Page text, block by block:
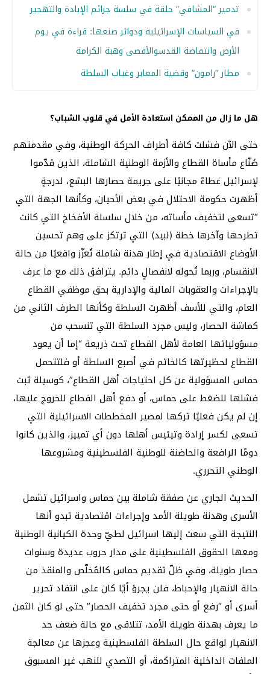
تدمير “المشافي” حلقة في سلسة جرائم الإبادة والتهجير
في السياسات الإسرائيلية ودوائر صنعها: قراءة في يوم
الأرض وانتفاضة القدسوالأقصى وهبة الكرامة
مطار “رامون” وقضية المعابر وغياب السلطة
هل ما زال من الممكن استعادة الأمل في قلوب الشباب؟
حتى الآن فشلت كافة أطراف الحركة الوطنية، وفي مقدمتهم
صُنّاع مأساة القطاع والأزمة الوطنية الشاملة، الذين قدّموا
لإسرائيل غطاءً مجانيًا على جريمة حصارها البشع، لدرجةٍ
أظهرت حكومة الاحتلال في بعض الأحيان، وكأنها الجهة التي
“تسعى لتخفيف مأساته، من خلال سلسلة الأفخاخ التي كانت
تطرحها وآخرها خطة (لبيد) التي ترتكز على وهم تحسين
الأوضاع الاقتصادية في إطار هدنة شاملة تُعزّز واقعيًا من حالة
الانقسام، وربما تُحوله لانفصالٍ دائم. يترافق ذلك مع ما عرف
بالإجراءات والعقوبات المالية والإدارية بحق موظفي القطاع
العام، والتي للأسف أظهرت السلطة وكأنها الطرف الثاني من
كماشة الحصار، وليس مجرد السلطة التي تنسحب من
مسؤولياتها العامة لأهل القطاع تحت ذريعة “إما أن يعود
القطاع لحظيرتها كالخاتم في أصبع السلطة أو فلتتحمل
حماس المسؤولية عن كل احتياجات أهل القطاع”، كوسيلة ثبت
فشلها للضغط على حماس، أو دفع أهل القطاع للخروج عليها،
إن لم يكن فعليًا تركها لمصير المخططات الاسرائيلية التي
تسعى لكسر إرادة وتيئيس أهلها دون أي تمييز، والذين كانوا
دومًا الرافعة والحاضنة للوطنية الفلسطينية ومشروعها
الوطني التحرري.
الحديث الجاري عن صفقة شاملة بين حماس واسرائيل تشمل
الأسرى وهدنة طويلة الأمد وإجراءات اقتصادية تبدو أنها
النتيجة التي سعت إليها اسرائيل لطيّ وحدة الكيانية الوطنية
ومعها الحقوق الفلسطينية على مدار حروب عديدة وسنوات
حصار طويلة، وفي ظلّ تقديم حماس كالمُخلّص والمنقذ من
حالة الانهيار والإحباط، فلن يجرؤ أيًا كان على انتقاد تحرير
أسرى أو “رفع أو حتى مجرد تخفيف الحصار” حتى لو كان الثمن
ما يعرف بهدنة طويلة الأمد، تتلاقى مع حالة ضعف حد
الانهيار لواقع حال السلطة الفلسطينية وعجزها عن معالجة
الملفات الداخلية المتراكمة، أو التصدي للنهب غير المسبوق